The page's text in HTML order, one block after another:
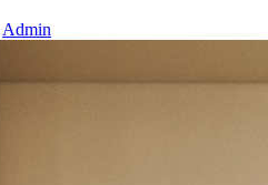
Admin